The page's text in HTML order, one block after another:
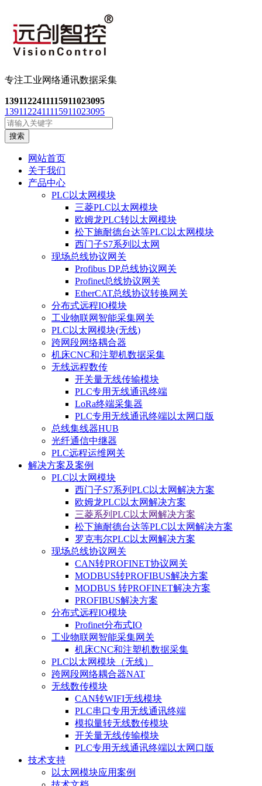
专注工业网络通讯数据采集
1391122411115911023095
1391122411115911023095
搜索
网站首页
关于我们
产品中心
PLC以太网模块
三菱PLC以太网模块
欧姆龙PLC转以太网模块
松下施耐德台达等PLC以太网模块
西门子S7系列以太网
现场总线协议网关
Profibus DP总线协议网关
Profinet总线协议网关
EtherCAT总线协议转换网关
分布式远程IO模块
工业物联网智能采集网关
PLC以太网模块(无线)
跨网段网络耦合器
机床CNC和注塑机数据采集
无线远程数传
开关量无线传输模块
PLC专用无线通讯终端
LoRa终端采集器
PLC专用无线通讯终端以太网口版
总线集线器HUB
光纤通信中继器
PLC远程运维网关
解决方案及案例
PLC以太网模块
西门子S7系列PLC以太网解决方案
欧姆龙PLC以太网解决方案
三菱系列PLC以太网解决方案
松下施耐德台达等PLC以太网解决方案
罗克韦尔PLC以太网解决方案
现场总线协议网关
CAN转PROFINET协议网关
MODBUS转PROFIBUS解决方案
MODBUS 转PROFINET解决方案
PROFIBUS解决方案
分布式远程IO模块
Profinet分布式IO
工业物联网智能采集网关
机床CNC和注塑机数据采集
PLC以太网模块（无线）
跨网段网络耦合器NAT
无线数传模块
CAN转WIFI无线模块
PLC串口专用无线通讯终端
模拟量转无线数传模块
开关量无线传输模块
PLC专用无线通讯终端以太网口版
技术支持
以太网模块应用案例